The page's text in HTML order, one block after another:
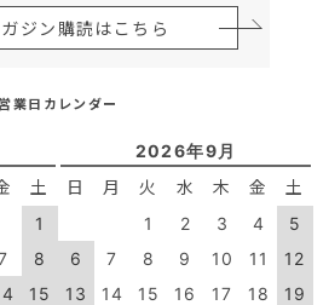
ジン購読はこちら
営業日カレンダー
土
1
8
15
2026年9月
日 月 火 水 木 金 土
1 2 3 4
5
6
7 8 9 10 11
12
13
14 15 16 17 18
19